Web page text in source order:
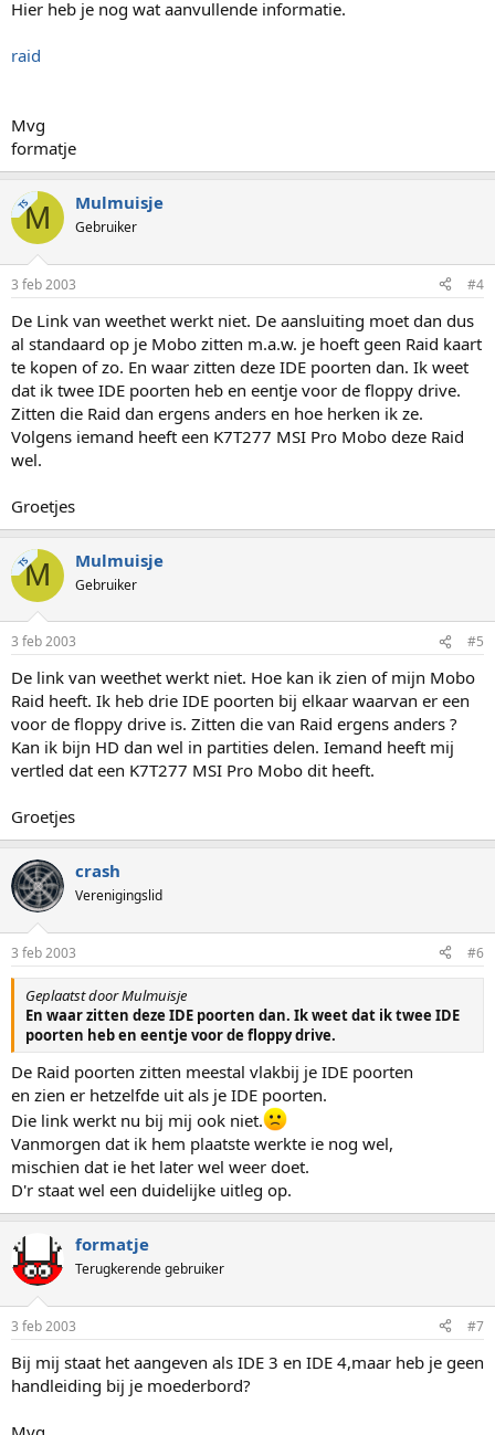
Hier heb je nog wat aanvullende informatie.
raid
Mvg
formatje
TSM Mulmuisje
Gebruiker
3 feb 2003 #4
De Link van weethet werkt niet. De aansluiting moet dan dus
al standaard op je Mobo zitten m.a.w. je hoeft geen Raid kaart
te kopen of zo. En waar zitten deze IDE poorten dan. Ik weet
dat ik twee IDE poorten heb en eentje voor de floppy drive.
Zitten die Raid dan ergens anders en hoe herken ik ze.
Volgens iemand heeft een K7T277 MSI Pro Mobo deze Raid
wel.
Groetjes
TSM Mulmuisje
Gebruiker
3 feb 2003 #5
De link van weethet werkt niet. Hoe kan ik zien of mijn Mobo
Raid heeft. Ik heb drie IDE poorten bij elkaar waarvan er een
voor de floppy drive is. Zitten die van Raid ergens anders ?
Kan ik bijn HD dan wel in partities delen. Iemand heeft mij
vertled dat een K7T277 MSI Pro Mobo dit heeft.
Groetjes
crash
Verenigingslid
3 feb 2003 #6
Geplaatst door Mulmuisje
En waar zitten deze IDE poorten dan. Ik weet dat ik twee IDE
poorten heb en eentje voor de floppy drive.
De Raid poorten zitten meestal vlakbij je IDE poorten
en zien er hetzelfde uit als je IDE poorten.
Die link werkt nu bij mij ook niet.
Vanmorgen dat ik hem plaatste werkte ie nog wel,
mischien dat ie het later wel weer doet.
D'r staat wel een duidelijke uitleg op.
formatje
Terugkerende gebruiker
3 feb 2003 #7
Bij mij staat het aangeven als IDE 3 en IDE 4,maar heb je geen
handleiding bij je moederbord?